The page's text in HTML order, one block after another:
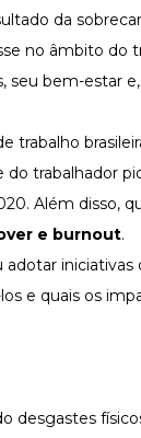
da
no âmbito do
seu bem-estar
trabalho
do trabalhador
Além disso,
e burnout.
iniciativas
e quais os
desgastes